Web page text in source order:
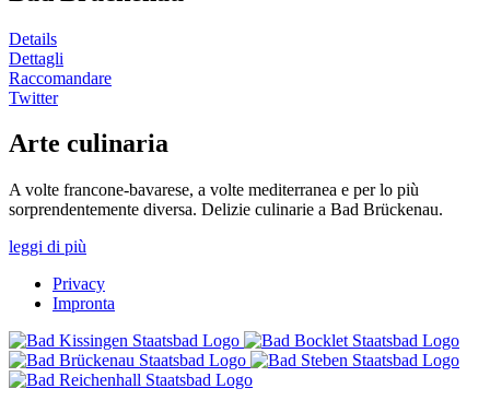
Details
Dettagli
Raccomandare
Twitter
Arte culinaria
A volte francone-bavarese, a volte mediterranea e per lo più
sorprendentemente diversa. Delizie culinarie a Bad Brückenau.
leggi di più
Privacy
Impronta